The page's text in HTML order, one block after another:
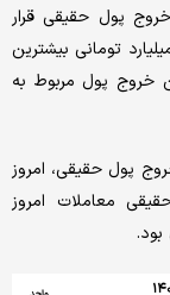
پول حقیقی قرار
در روز چهارشنبه نیز با تجربه خروج پول 59میلیارد تومانی بیشترین
خروج پول مربوط به
پول حقیقی، امروز
معاملات امروز